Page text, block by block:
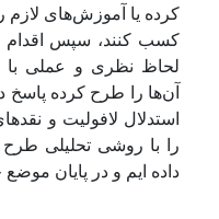
کرده یا آموزش‌های لازم
کسب کنند، سپس اقدام
لحاظ نظری و عملی با
آن‌ها را طرح کرده پاسخ
استدلال لافولیت و
را با روشی تحلیلی
داده ایم و در پایان موضع